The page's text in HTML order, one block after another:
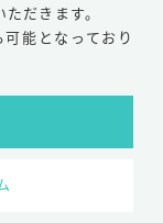
だきます。
能となっており